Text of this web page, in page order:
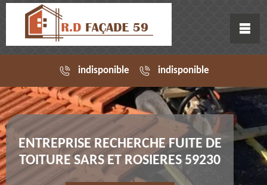
indisponible indisponible
ENTREPRISE RECHERCHE FUITE DE
TOITURE SARS ET ROSIERES 59230